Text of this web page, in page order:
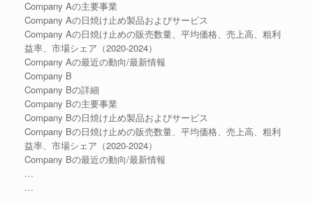
Company Aの主要事業
Company Aの日焼け止め製品およびサービス
Company Aの日焼け止めの販売数量、平均価格、売上高、粗利
益率、市場シェア（2020-2024）
Company Aの最近の動向/最新情報
Company B
Company Bの詳細
Company Bの主要事業
Company Bの日焼け止め製品およびサービス
Company Bの日焼け止めの販売数量、平均価格、売上高、粗利
益率、市場シェア（2020-2024）
Company Bの最近の動向/最新情報
…
…